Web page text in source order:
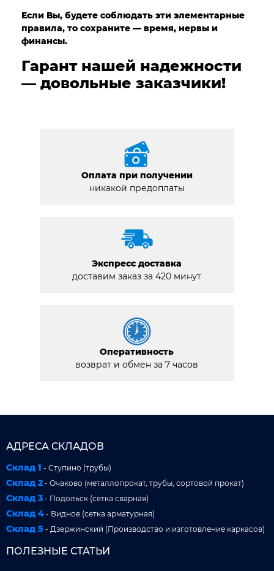
Если Вы, будете соблюдать эти элементарные
правила, то сохраните — время, нервы и
финансы.
Гарант нашей надежности
— довольные заказчики!
Оплата при получении
никакой предоплаты
Экспресс доставка
доставим заказ за 420 минут
Оперативность
возврат и обмен за 7 часов
АДРЕСА СКЛАДОВ
Склад 1 - Ступино (трубы)
Склад 2 - Очаково (металлопрокат, трубы, сортовой прокат)
Склад 3 - Подольск (сетка сварная)
Склад 4 - Видное (сетка арматурная)
Склад 5 - Дзержинский (Производство и изготовление каркасов)
ПОЛЕЗНЫЕ СТАТЬИ